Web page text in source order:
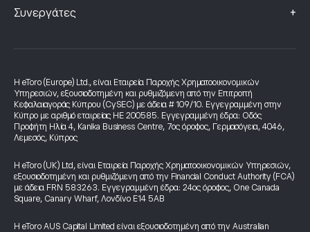
Συνεργάτες +
Η eToro (Europe) Ltd., είναι Εταιρεία Παροχής Χρηματοοικονομικών
Υπηρεσιών, εξουσιοδοτημένη και ρυθμιζόμενη από την Επιτροπή
Κεφαλαιαγοράς Κύπρου (CySEC) με άδεια # 109/10. Εγγεγραμμένη στην
Κύπρο με αριθμό εταιρείας HE 200585. Εγγεγραμμένη έδρα: Οδός
Προφήτη Ηλία 4, Kanika Business Centre, 7ος όροφος, Γερμασόγεια, 4046,
Λεμεσός, Κύπρος
Η eToro (UK) Ltd, είναι Εταιρεία Παροχής Χρηματοοικονομικών Υπηρεσιών,
εξουσιοδοτημένη και ρυθμιζόμενη από την Financial Conduct Authority (FCA)
με άδεια FRN 583263. Εγγεγραμμένη έδρα: 24ος όροφος, One Canada
Square, Canary Wharf, Λονδίνο E14 5AB
Η eToro AUS Capital Limited είναι εξουσιοδοτημένη από την Australian